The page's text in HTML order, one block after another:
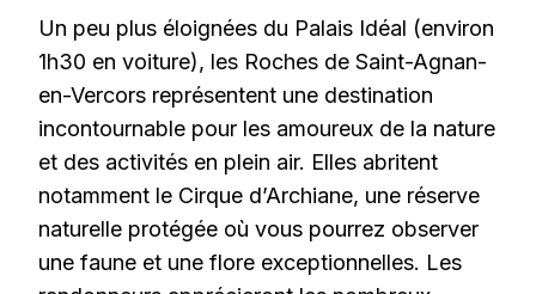
Un peu plus éloignées du Palais Idéal (environ
1h30 en voiture), les Roches de Saint-Agnan-
en-Vercors représentent une destination
incontournable pour les amoureux de la nature
et des activités en plein air. Elles abritent
notamment le Cirque d’Archiane, une réserve
naturelle protégée où vous pourrez observer
une faune et une flore exceptionnelles. Les